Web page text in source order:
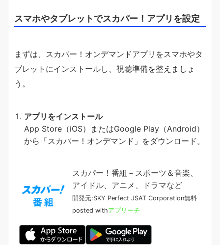
スマホやタブレットでスカパー！アプリを設定
まずは、スカパー！オンデマンドアプリをスマホやタ
ブレットにインストールし、視聴準備を整えましょ
う。
アプリをインストール
App Store（iOS）またはGoogle Play（Android）
から「スカパー！オンデマンド」をダウンロード。
スカパー！番組－スポーツ＆音楽、
アイドル、アニメ、ドラマなど
開発元:SKY Perfect JSAT Corporation無料
posted withアプリーチ